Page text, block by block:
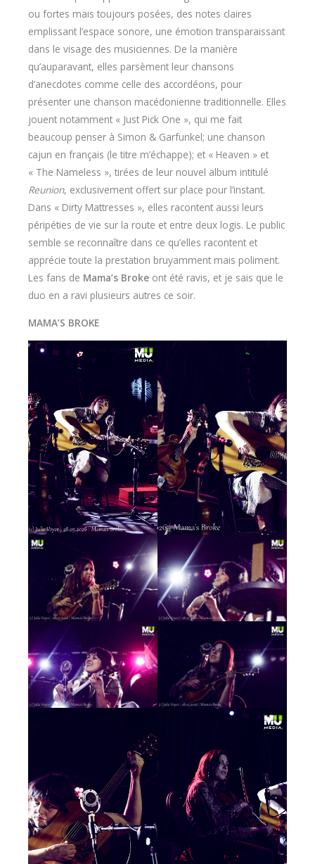
ou fortes mais toujours posées, des notes claires
emplissant l’espace sonore, une émotion transparaissant
dans le visage des musiciennes. De la manière
qu’auparavant, elles parsèment leur chansons
d’anecdotes comme celle des accordéons, pour
présenter une chanson macédonienne traditionnelle. Elles
jouent notamment « Just Pick One », qui me fait
beaucoup penser à Simon & Garfunkel; une chanson
cajun en français (le titre m’échappe); et « Heaven » et
« The Nameless », tirées de leur nouvel album intitulé
Reunion, exclusivement offert sur place pour l’instant.
Dans « Dirty Mattresses », elles racontent aussi leurs
péripéties de vie sur la route et entre deux logis. Le public
semble se reconnaître dans ce qu’elles racontent et
apprécie toute la prestation bruyamment mais poliment.
Les fans de Mama’s Broke ont été ravis, et je sais que le
duo en a ravi plusieurs autres ce soir.
MAMA’S BROKE